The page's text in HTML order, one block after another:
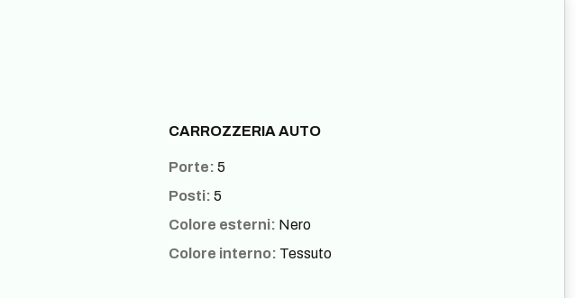
CARROZZERIA AUTO
Porte: 5
Posti: 5
Colore esterni: Nero
Colore interno: Tessuto